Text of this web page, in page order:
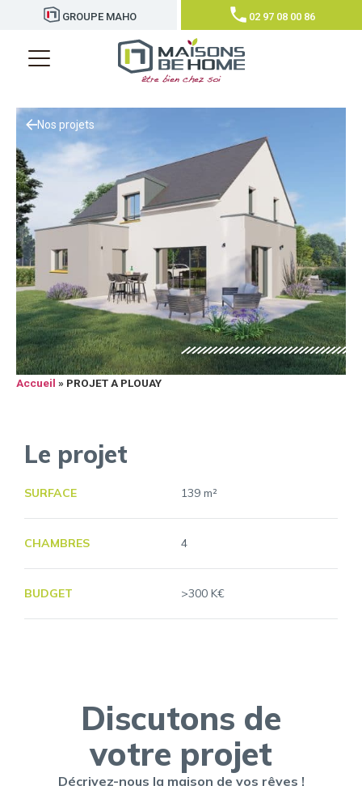
GROUPE MAHO 02 97 08 00 86
Nos projets
Accueil » PROJET A PLOUAY
Le projet
SURFACE 139 m²
CHAMBRES 4
BUDGET >300 K€
Discutons de
votre projet
Décrivez-nous la maison de vos rêves !